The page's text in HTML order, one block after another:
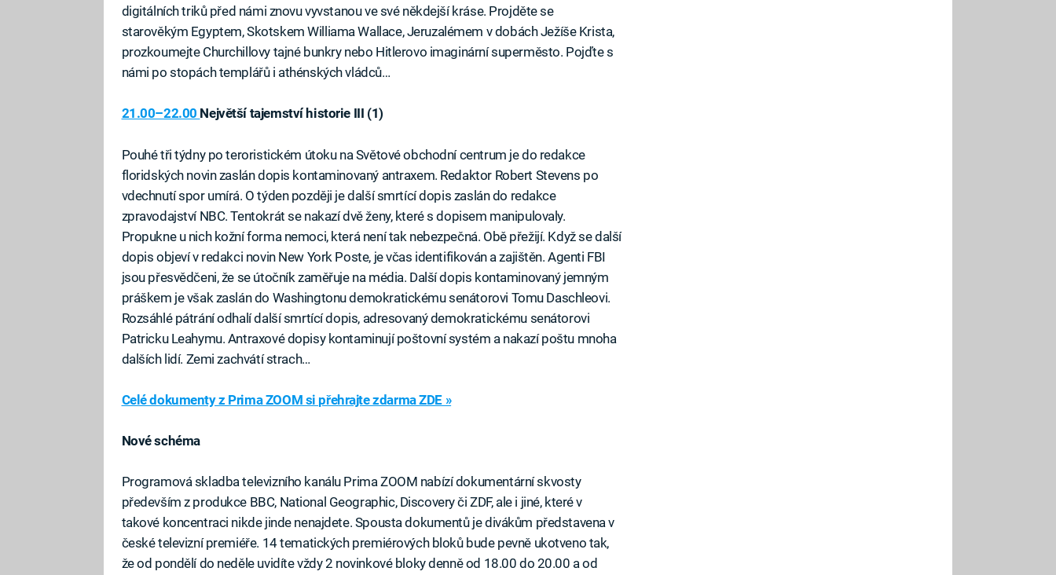
digitálních triků před námi znovu vyvstanou ve své někdejší kráse. Projděte se
starověkým Egyptem, Skotskem Williama Wallace, Jeruzalémem v dobách Ježíše Krista,
prozkoumejte Churchillovy tajné bunkry nebo Hitlerovo imaginární superměsto. Pojďte s
námi po stopách templářů i athénských vládců…
21.00–22.00 Největší tajemství historie III (1)
Pouhé tři týdny po teroristickém útoku na Světové obchodní centrum je do redakce
floridských novin zaslán dopis kontaminovaný antraxem. Redaktor Robert Stevens po
vdechnutí spor umírá. O týden později je další smrtící dopis zaslán do redakce
zpravodajství NBC. Tentokrát se nakazí dvě ženy, které s dopisem manipulovaly.
Propukne u nich kožní forma nemoci, která není tak nebezpečná. Obě přežijí. Když se další
dopis objeví v redakci novin New York Poste, je včas identifikován a zajištěn. Agenti FBI
jsou přesvědčeni, že se útočník zaměřuje na média. Další dopis kontaminovaný jemným
práškem je však zaslán do Washingtonu demokratickému senátorovi Tomu Daschleovi.
Rozsáhlé pátrání odhalí další smrtící dopis, adresovaný demokratickému senátorovi
Patricku Leahymu. Antraxové dopisy kontaminují poštovní systém a nakazí poštu mnoha
dalších lidí. Zemi zachvátí strach…
Celé dokumenty z Prima ZOOM si přehrajte zdarma ZDE »
Nové schéma
Programová skladba televizního kanálu Prima ZOOM nabízí dokumentární skvosty
především z produkce BBC, National Geographic, Discovery či ZDF, ale i jiné, které v
takové koncentraci nikde jinde nenajdete. Spousta dokumentů je divákům představena v
české televizní premiéře. 14 tematických premiérových bloků bude pevně ukotveno tak,
že od pondělí do neděle uvidíte vždy 2 novinkové bloky denně od 18.00 do 20.00 a od